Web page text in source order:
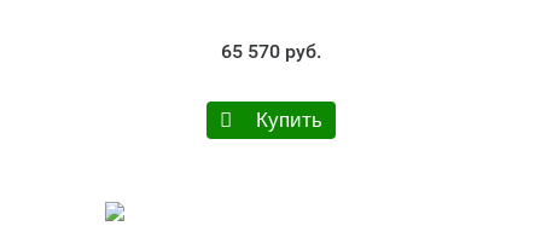
65 570 руб.
Купить